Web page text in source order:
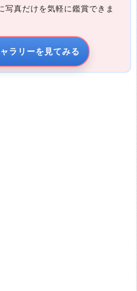
写真だけを気軽に鑑賞できま
ラリーを見てみる